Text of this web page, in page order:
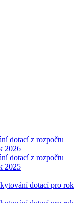
dotací z rozpočtu
2026
dotací z rozpočtu
2025
dotací pro rok